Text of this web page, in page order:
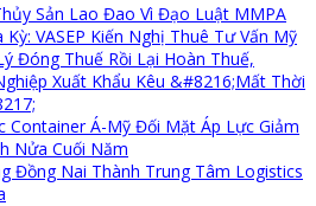
Sản Lao Đao Vì Đạo Luật MMPA
Kỳ: VASEP Kiến Nghị Thuê Tư Vấn Mỹ
Đóng Thuế Rồi Lại Hoàn Thuế,
Xuất Khẩu Kêu &#8216;Mất Thời
Container Á-Mỹ Đối Mặt Áp Lực Giảm
Nửa Cuối Năm
Đồng Nai Thành Trung Tâm Logistics